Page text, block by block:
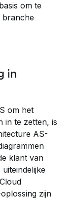
om te
branche
in
om het
in te zetten, is
AS-
klant van
zijn